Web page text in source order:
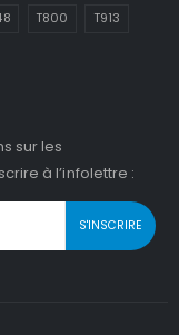
T800 T913
sur les
à l’infolettre :